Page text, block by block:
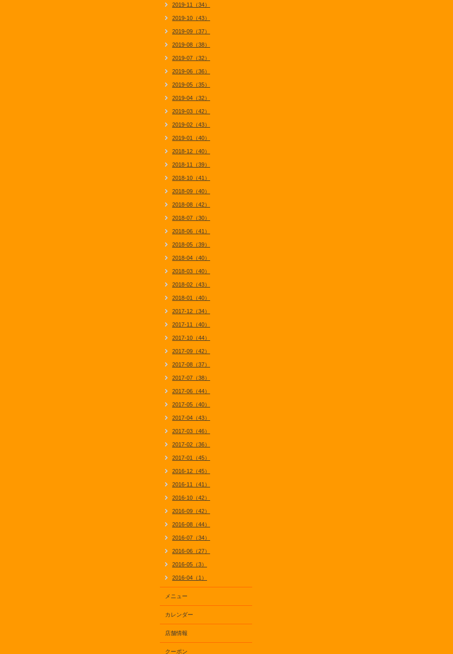
2019-11（34）
2019-10（43）
2019-09（37）
2019-08（38）
2019-07（32）
2019-06（36）
2019-05（35）
2019-04（32）
2019-03（42）
2019-02（43）
2019-01（40）
2018-12（40）
2018-11（39）
2018-10（41）
2018-09（40）
2018-08（42）
2018-07（30）
2018-06（41）
2018-05（39）
2018-04（40）
2018-03（40）
2018-02（43）
2018-01（40）
2017-12（34）
2017-11（40）
2017-10（44）
2017-09（42）
2017-08（37）
2017-07（38）
2017-06（44）
2017-05（40）
2017-04（43）
2017-03（46）
2017-02（36）
2017-01（45）
2016-12（45）
2016-11（41）
2016-10（42）
2016-09（42）
2016-08（44）
2016-07（34）
2016-06（27）
2016-05（3）
2016-04（1）
メニュー
カレンダー
店舗情報
クーポン